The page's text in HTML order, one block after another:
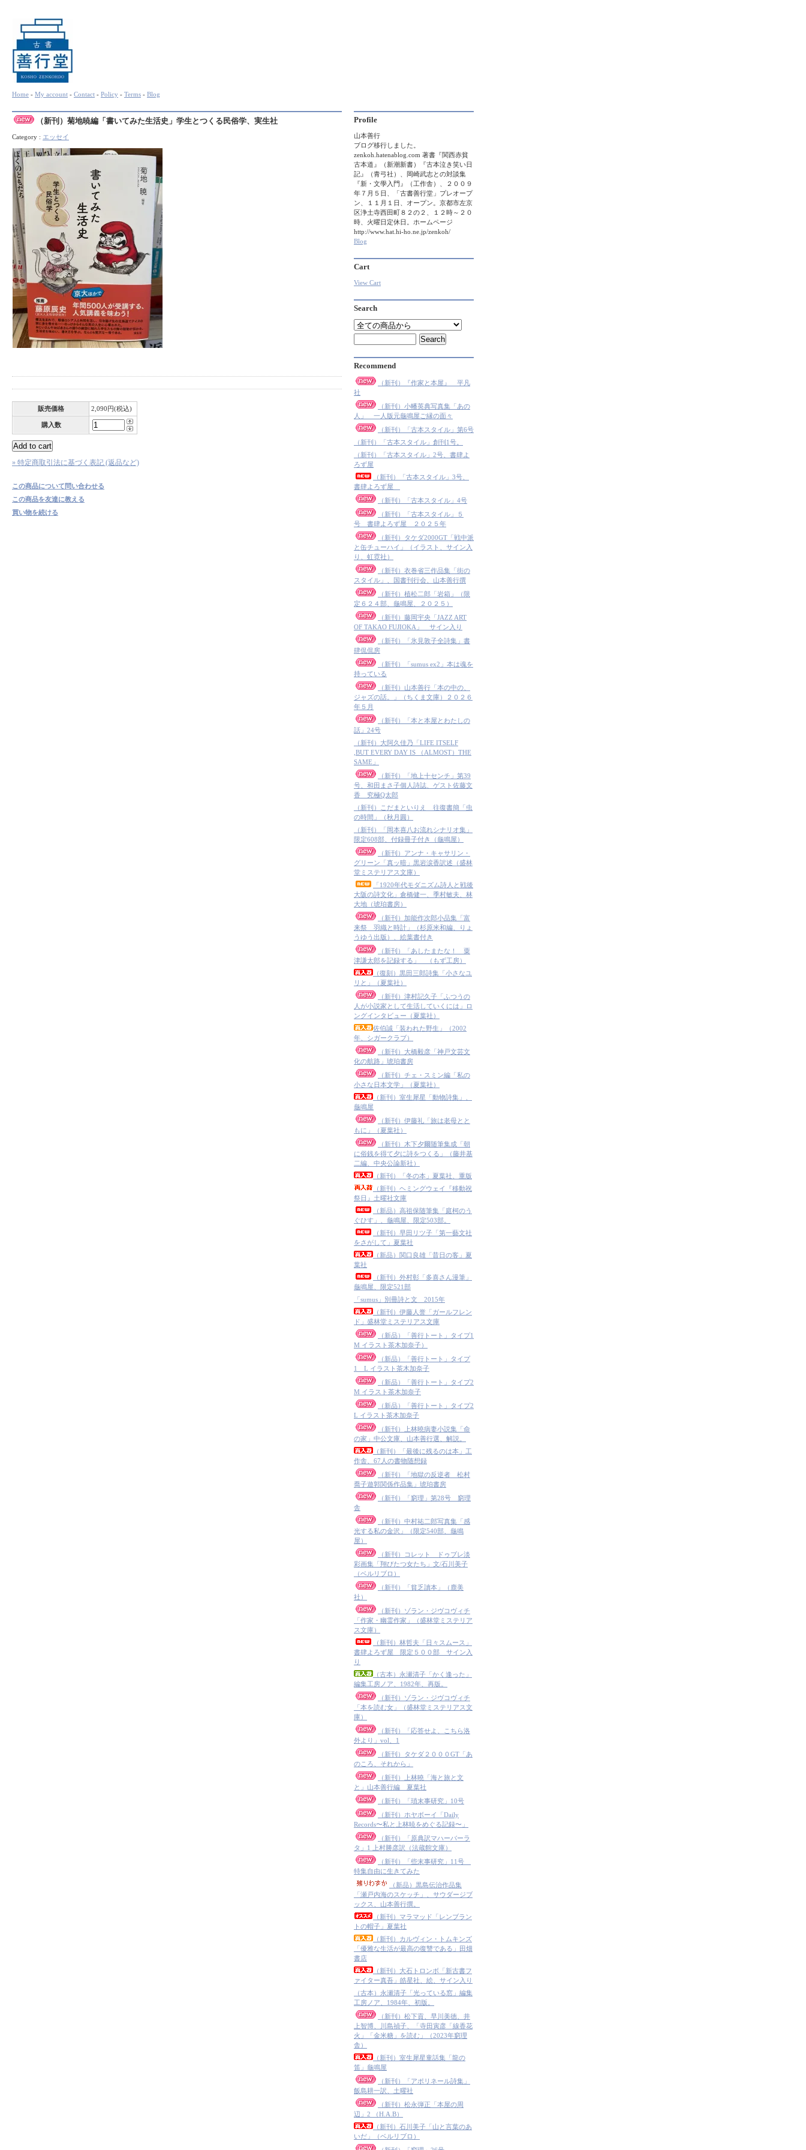
Home - My account - Contact - Policy - Terms - Blog
（新刊）菊地暁編「書いてみた生活史」学生とつくる民俗学、実生社
Category : エッセイ
販売価格 2,090円(税込)
購入数
» 特定商取引法に基づく表記 (返品など)
この商品について問い合わせる
この商品を友達に教える
買い物を続ける
Profile
山本善行
ブログ移行しました。
zenkoh.hatenablog.com 著書『関西赤貧
古本道』（新潮新書）『古本泣き笑い日
記』（青弓社）、岡崎武志との対談集
『新・文學入門』（工作舎）、２００９
年７月５日、「古書善行堂」プレオープ
ン、１１月１日、オープン。京都市左京
区浄土寺西田町８２の２、１２時～２０
時、火曜日定休日。ホームページ
http://www.hat.hi-ho.ne.jp/zenkoh/
Blog
Cart
View Cart
Search
Recommend
（新刊）『作家と本屋』 平凡
社
（新刊）小幡英典写真集「あの
人」 一人版元龜鳴屋ご縁の面々
（新刊）「古本スタイル」第6号
（新刊）「古本スタイル」創刊1号。
（新刊）「古本スタイル」2号、書肆よ
ろず屋
（新刊）「古本スタイル」3号、
書肆よろず屋
（新刊）「古本スタイル」4号
（新刊）「古本スタイル」５
号 書肆よろず屋 ２０２５年
（新刊）タケダ2000GT「戦中派
と缶チューハイ」（イラスト、サイン入
り、虹霓社）
（新刊）衣巻省三作品集「街の
スタイル」、国書刊行会、山本善行撰
（新刊）植松二郎「岩箱」（限
定６２４部、龜鳴屋、２０２５）
（新刊）藤岡宇央「JAZZ ART
OF TAKAO FUJIOKA」 サイン入り
（新刊）「氷見敦子全詩集」書
肆侃侃房
（新刊）「sumus ex2」本は魂を
持っている
（新刊）山本善行「本の中の、
ジャズの話。」（ちくま文庫）２０２６
年５月
（新刊）「本と本屋とわたしの
話」24号
（新刊）大阿久佳乃「LIFE ITSELF
,BUT EVERY DAY IS （ALMOST）THE
SAME」
（新刊）「地上十センチ」第39
号、和田まさ子個人詩誌、ゲスト佐藤文
香 究極Q太郎
（新刊）こだまといりえ 往復書簡「虫
の時間」（秋月圓）
（新刊）「岡本喜八お流れシナリオ集」
限定608部、付録冊子付き（龜鳴屋）
（新刊）アンナ・キャサリン・
グリーン「真ッ暗」黒岩涙香訳述（盛林
堂ミステリアス文庫）
「1920年代モダニズム詩人と戦後
大阪の詩文化」倉橋健一、季村敏夫、林
大地（琥珀書房）
（新刊）加能作次郎小品集「富
来祭 羽織と時計」（杉原米和編、りょ
うゆう出版）、絵葉書付き
（新刊）「あしたまたな！ 粟
津謙太郎を記録する」 （もず工房）
（復刻）黒田三郎詩集「小さなユ
リと」（夏葉社）
（新刊）津村記久子「ふつうの
人が小説家として生活していくには」ロ
ングインタビュー（夏葉社）
佐伯誠「装われた野生」（2002
年、シガークラブ）
（新刊）大橋毅彦「神戸文芸文
化の航路」琥珀書房
（新刊）チェ・スミン編「私の
小さな日本文学」（夏葉社）
（新刊）室生犀星「動物詩集」、
龜鳴屋
（新刊）伊藤礼「旅は老母とと
もに」（夏葉社）
（新刊）木下夕爾随筆集成「朝
に俗銭を得て夕に詩をつくる」（藤井基
二編、中央公論新社）
（新刊）「冬の本」夏葉社、重版
（新刊）ヘミングウェイ『移動祝
祭日』土曜社文庫
（新品）高祖保随筆集「庭柯のう
ぐひす」、龜鳴屋、限定503部。
（新刊）早田リツ子「第一藝文社
をさがして」夏葉社
（新品）関口良雄「昔日の客」夏
葉社
（新刊）外村彰「多喜さん漫筆」
龜鳴屋、限定521部
「sumus」別冊詩と文 2015年
（新刊）伊藤人誉「ガールフレン
ド」盛林堂ミステリアス文庫
（新品）「善行トート」タイプ1
M イラスト茶木加奈子）
（新品）「善行トート」タイプ
1 L イラスト茶木加奈子
（新品）「善行トート」タイプ2
M イラスト茶木加奈子
（新品）「善行トート」タイプ2
L イラスト茶木加奈子
（新刊）上林曉病妻小説集「命
の家」中公文庫、山本善行選、解説。
（新刊）「最後に残るのは本」工
作舎、67人の書物随想録
（新刊）「地獄の反逆者 松村
喬子遊郭関係作品集」琥珀書房
（新刊）「窮理」第28号 窮理
舎
（新刊）中村祐二郎写真集「感
光する私の金沢」（限定540部、龜鳴
屋）
（新刊）コレット ドゥブレ淡
彩画集「翔びたつ女たち」文/石川美子
（ベルリブロ）
（新刊）「貧乏讀本」（鹿美
社）
（新刊）ゾラン・ジヴコヴィチ
「作家・幽霊作家」（盛林堂ミステリア
ス文庫）
（新刊）林哲夫「日々スムース」
書肆よろず屋 限定５００部 サイン入
り
（古本）永瀬清子「かく逢った」
編集工房ノア、1982年、再版。
（新刊）ゾラン・ジヴコヴィチ
「本を読む女」（盛林堂ミステリアス文
庫）
（新刊）「応答せよ、こちら洛
外より」vol、1
（新刊）タケダ２０００GT「あ
のころ、それから」
（新刊）上林曉「海と旅と文
と」山本善行編 夏葉社
（新刊）「瑣末事研究」10号
（新刊）ホヤボーイ「Daily
Records〜私と上林暁をめぐる記録〜」
（新刊）「原典訳マハーバーラ
タ」1 上村勝彦訳（法蔵館文庫）
（新刊）「些末事研究」11号
特集自由に生きてみた
（新品）黒島伝治作品集
「瀬戸内海のスケッチ」、サウダージブ
ックス、山本善行撰。
（新刊）マラマッド「レンブラン
トの帽子」夏葉社
（新刊）カルヴィン・トムキンズ
「優雅な生活が最高の復讐である」田畑
書店
（新刊）大石トロンボ「新古書フ
ァイター真吾」皓星社、絵、サイン入り
（古本）永瀬清子「光っている窓」編集
工房ノア、1984年、初版。
（新刊）松下貢、早川美徳、井
上智博、川島禎子、「寺田寅彦「線香花
火」「金米糖」を読む」（2023年窮理
舎）
（新刊）室生犀星童話集「龍の
笛」龜鳴屋
（新刊）「アポリネール詩集」
飯島耕一訳、土曜社
（新刊）松永弾正「本屋の周
辺」2 （H.A.B）
（新刊）石川美子「山と言葉のあ
いだ」（ベルリブロ）